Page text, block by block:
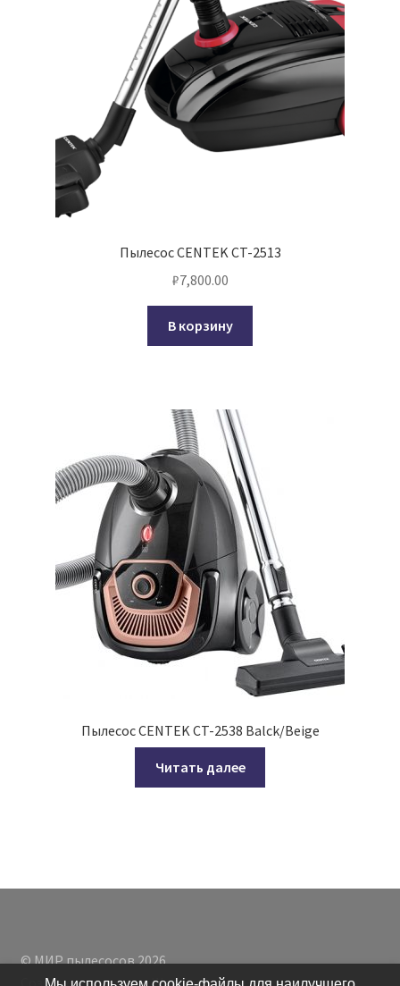
Пылесос CENTEK CT-2513
₽7,800.00
В корзину
Пылесос CENTEK CT-2538 Balck/Beige
Читать далее
© МИР пылесосов 2026
Создано с помощью WooCommerce